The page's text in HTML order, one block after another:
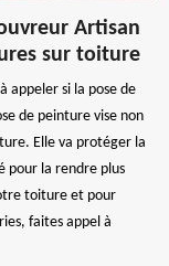
Artisan
sur toiture
appeler si la pose de
de peinture vise non
Elle va protéger la
pour la rendre plus
toiture et pour
faites appel à